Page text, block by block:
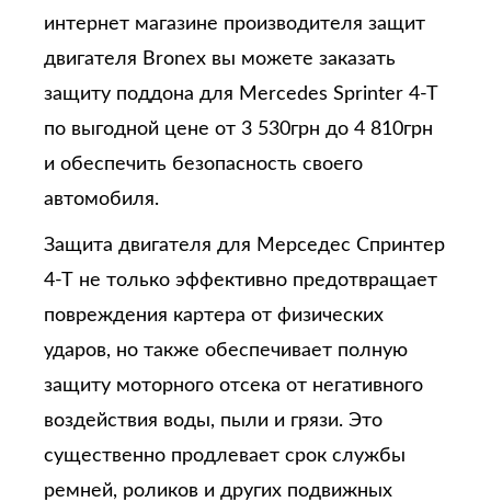
интернет магазине производителя защит
двигателя Bronex вы можете заказать
защиту поддона для Mercedes Sprinter 4-T
по выгодной цене от 3 530грн до 4 810грн
и обеспечить безопасность своего
автомобиля.
Защита двигателя для Мерседес Спринтер
4-Т не только эффективно предотвращает
повреждения картера от физических
ударов, но также обеспечивает полную
защиту моторного отсека от негативного
воздействия воды, пыли и грязи. Это
существенно продлевает срок службы
ремней, роликов и других подвижных